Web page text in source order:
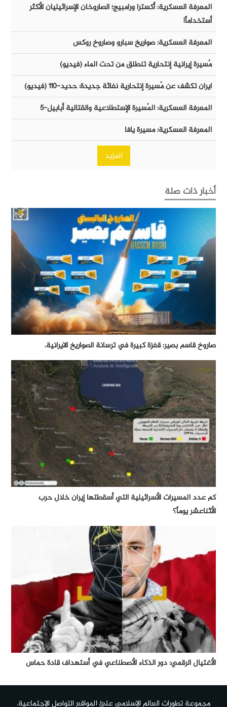
المعرفة العسكرية: أكسترا ورامبيج؛ الصاروخان الإسرائيليان الأكثر
أستخداماً!
المعرفة العسكرية: صواريخ سبارو وصاروخ روكس
مُسيرة إيرانية إنتحارية تنطلق من تحت الماء (فيديو)
ايران تكشف عن مُسيرة إنتحارية نفاثة جديدة: حديد-١١٠ (فيديو)
المعرفة العسكرية: المُسيرة الإستطلاعية والقتالية أبابيل-٥
المعرفة العسكرية: مسيرة يافا
المزيد
أخبار ذات صلة
صاروخ قاسم بصير: قفزة كبيرة في ترسانة الصواريخ الايرانية.
كم عدد المسيرات الأسرائيلية التي أسقطتها إيران خلال حرب
الأثناعشر يوماً؟
الأغتيال الرقمي: دور الذكاء الأصطناعي في أستهداف قادة حماس
مجموعة تطورات العالم الإسلامي علئ المواقع التواصل الإجتماعية.